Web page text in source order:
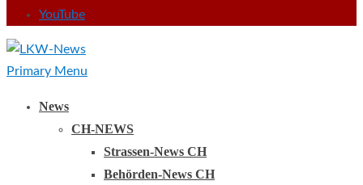
YouTube
Primary Menu
News
CH-NEWS
Strassen-News CH
Behörden-News CH